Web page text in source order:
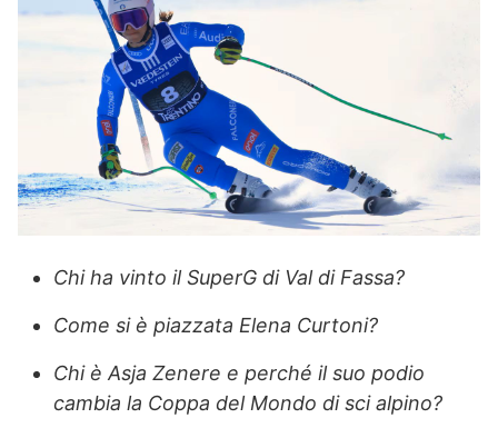
Chi ha vinto il SuperG di Val di Fassa?
Come si è piazzata Elena Curtoni?
Chi è Asja Zenere e perché il suo podio
cambia la Coppa del Mondo di sci alpino?